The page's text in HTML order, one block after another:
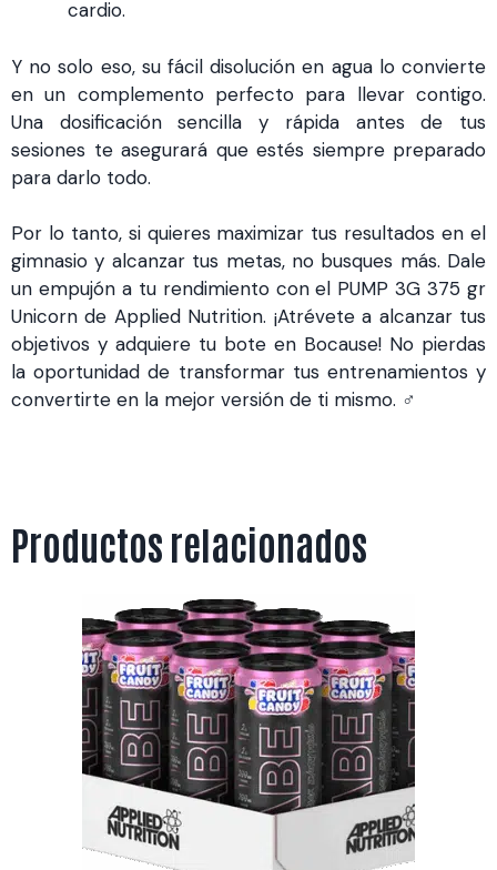
cardio.
Y no solo eso, su fácil disolución en agua lo convierte
en un complemento perfecto para llevar contigo.
Una dosificación sencilla y rápida antes de tus
sesiones te asegurará que estés siempre preparado
para darlo todo.
Por lo tanto, si quieres maximizar tus resultados en el
gimnasio y alcanzar tus metas, no busques más. Dale
un empujón a tu rendimiento con el PUMP 3G 375 gr
Unicorn de Applied Nutrition. ¡Atrévete a alcanzar tus
objetivos y adquiere tu bote en Bocause! No pierdas
la oportunidad de transformar tus entrenamientos y
convertirte en la mejor versión de ti mismo. ️‍♂️
Productos relacionados